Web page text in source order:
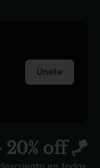
Únete
off 🪁